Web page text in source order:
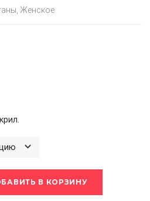
, Женское
В КОРЗИНУ